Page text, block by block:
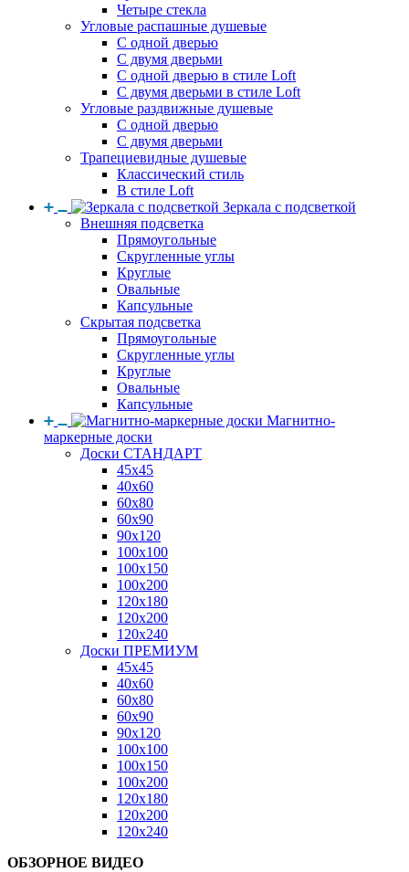
Четыре стекла
Угловые распашные душевые
С одной дверью
С двумя дверьми
С одной дверью в стиле Loft
С двумя дверьми в стиле Loft
Угловые раздвижные душевые
С одной дверью
С двумя дверьми
Трапециевидные душевые
Классический стиль
В стиле Loft
Зеркала с подсветкой
Внешняя подсветка
Прямоугольные
Скругленные углы
Круглые
Овальные
Капсульные
Скрытая подсветка
Прямоугольные
Скругленные углы
Круглые
Овальные
Капсульные
Магнитно-
маркерные доски
Доски СТАНДАРТ
45x45
40x60
60x80
60x90
90x120
100x100
100x150
100x200
120x180
120x200
120x240
Доски ПРЕМИУМ
45x45
40x60
60x80
60x90
90x120
100x100
100x150
100x200
120x180
120x200
120x240
ОБЗОРНОЕ ВИДЕО